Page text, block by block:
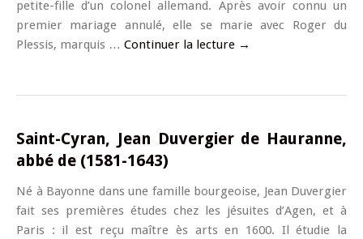
petite-fille d’un colonel allemand. Après avoir connu un
premier mariage annulé, elle se marie avec Roger du
Plessis, marquis … Continuer la lecture →
Saint-Cyran, Jean Duvergier de Hauranne,
abbé de (1581-1643)
Né à Bayonne dans une famille bourgeoise, Jean Duvergier
fait ses premières études chez les jésuites d’Agen, et à
Paris : il est reçu maître ès arts en 1600. Il étudie la